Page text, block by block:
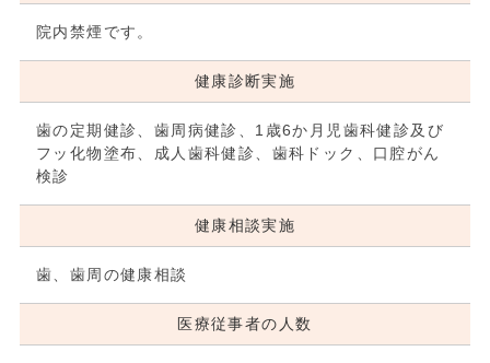
院内禁煙です。
健康診断実施
歯の定期健診、歯周病健診、1歳6か月児歯科健診及び
フッ化物塗布、成人歯科健診、歯科ドック、口腔がん
検診
健康相談実施
歯、歯周の健康相談
医療従事者の人数